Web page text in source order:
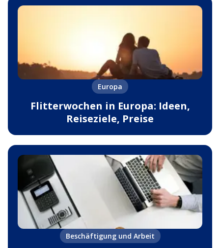
Europa
Flitterwochen in Europa: Ideen,
Reiseziele, Preise
Beschäftigung und Arbeit